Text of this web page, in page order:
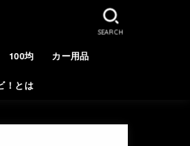
100均 カー用品
！とは
SEARCH